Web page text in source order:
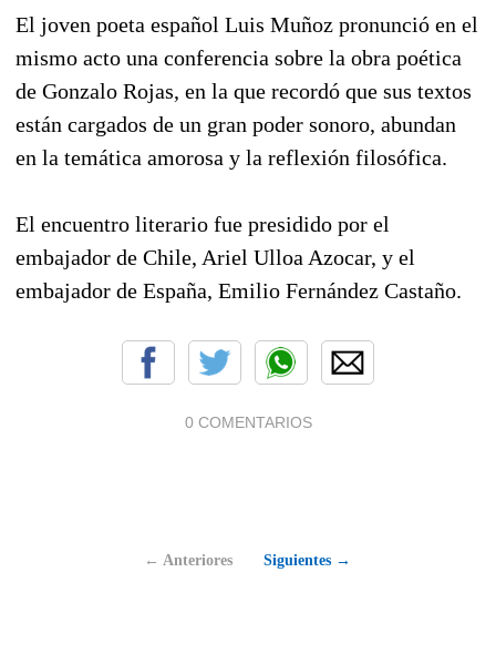
El joven poeta español Luis Muñoz pronunció en el
mismo acto una conferencia sobre la obra poética
de Gonzalo Rojas, en la que recordó que sus textos
están cargados de un gran poder sonoro, abundan
en la temática amorosa y la reflexión filosófica.
El encuentro literario fue presidido por el
embajador de Chile, Ariel Ulloa Azocar, y el
embajador de España, Emilio Fernández Castaño.
0 COMENTARIOS
← Anteriores Siguientes →